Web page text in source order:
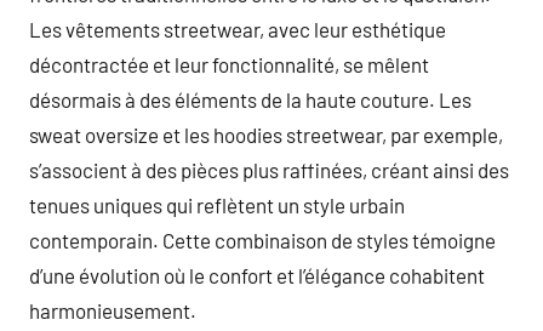
Les vêtements streetwear, avec leur esthétique
décontractée et leur fonctionnalité, se mêlent
désormais à des éléments de la haute couture. Les
sweat oversize et les hoodies streetwear, par exemple,
s’associent à des pièces plus raffinées, créant ainsi des
tenues uniques qui reflètent un style urbain
contemporain. Cette combinaison de styles témoigne
d’une évolution où le confort et l’élégance cohabitent
harmonieusement.